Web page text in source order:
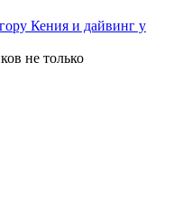
Кения и дайвинг у
не только